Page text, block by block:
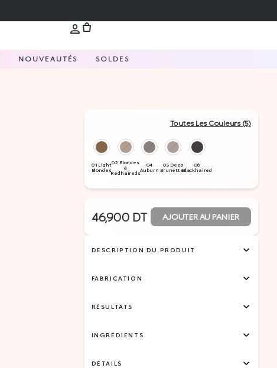
NOUVEAUTÉS SOLDES
Toutes Les Couleurs (5)
46,900 DT AJOUTER AU PANIER
DESCRIPTION DU PRODUIT
FABRICATION
RÉSULTATS
INGRÉDIENTS
DÉTAILS